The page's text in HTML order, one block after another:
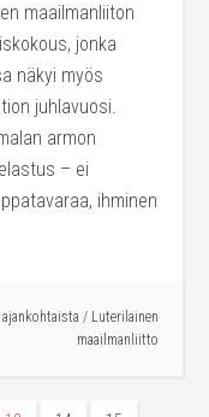
maailmanliiton
jonka
näkyi myös
juhlavuosi.
armon
– ei
ihminen
ajankohtaista / Luterilainen
maailmanliitto